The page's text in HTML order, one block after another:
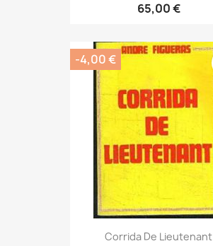
65,00 €
Corrida De Lieutenant
-4,00 €